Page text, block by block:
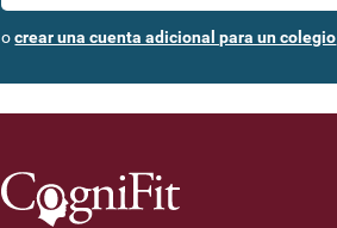
ocrear una cuenta adicional para un colegio